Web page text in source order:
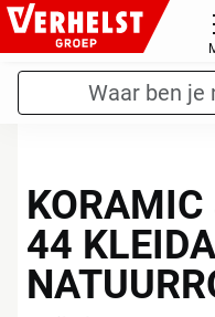
Zoekterm*
44